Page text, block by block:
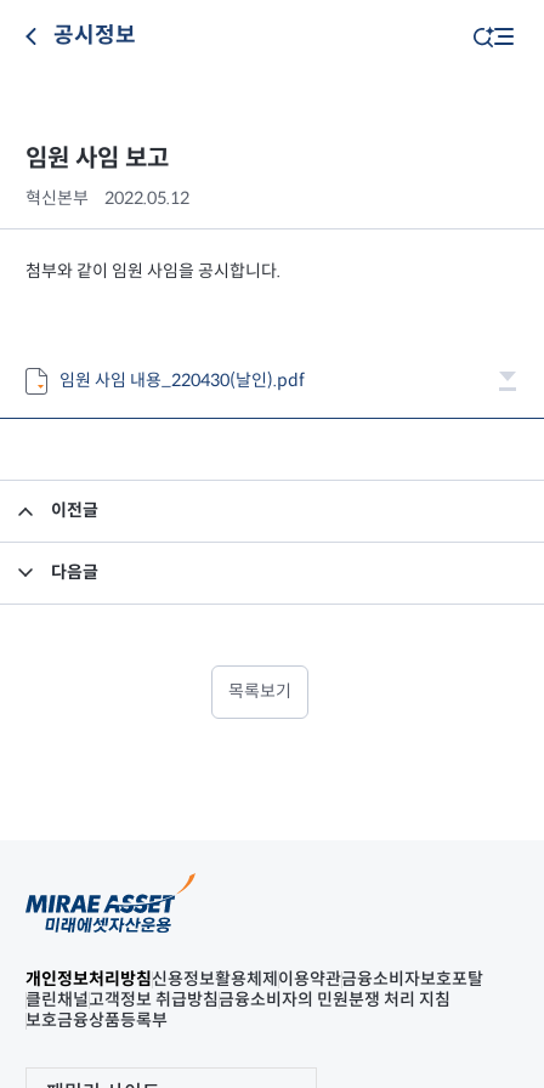
공시정보
임원 사임 보고
혁신본부 2022.05.12
첨부와 같이 임원 사임을 공시합니다.
임원 사임 내용_220430(날인).pdf
이전글
다음글
목록보기
개인정보처리방침신용정보활용체제 이용약관금융소비자보호포탈
클린채널고객정보 취급방침금융소비자의 민원분쟁 처리 지침
보호금융상품등록부